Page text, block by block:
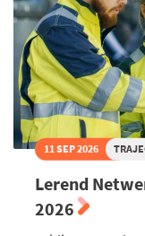
11 SEP 2026
Lerend
2026